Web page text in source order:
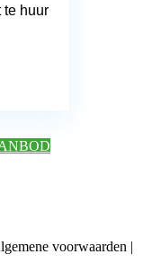
te huur
voorwaarden |